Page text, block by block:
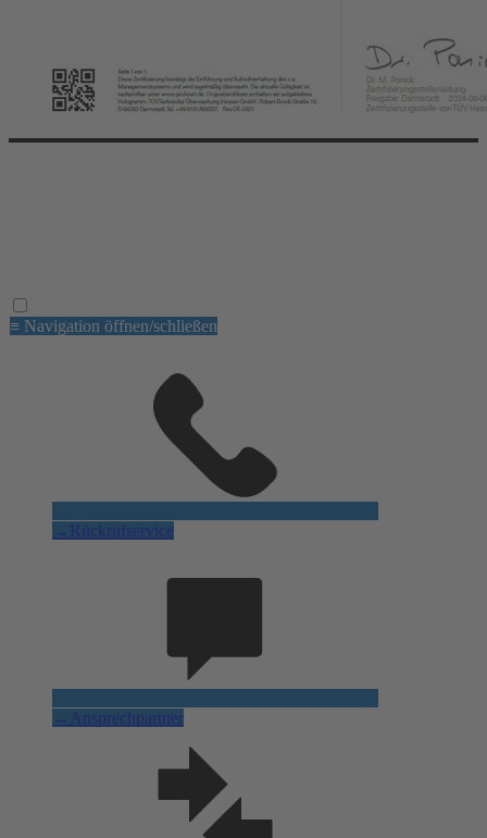
≡ Navigation öffnen/schließen
→ Rückrufservice
→ Ansprechpartner